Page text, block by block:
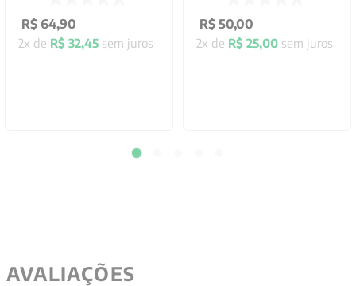
R$ 64,90
2x de R$ 32,45 sem juros
R$ 50,00
2x de R$ 25,00 sem juros
AVALIAÇÕES